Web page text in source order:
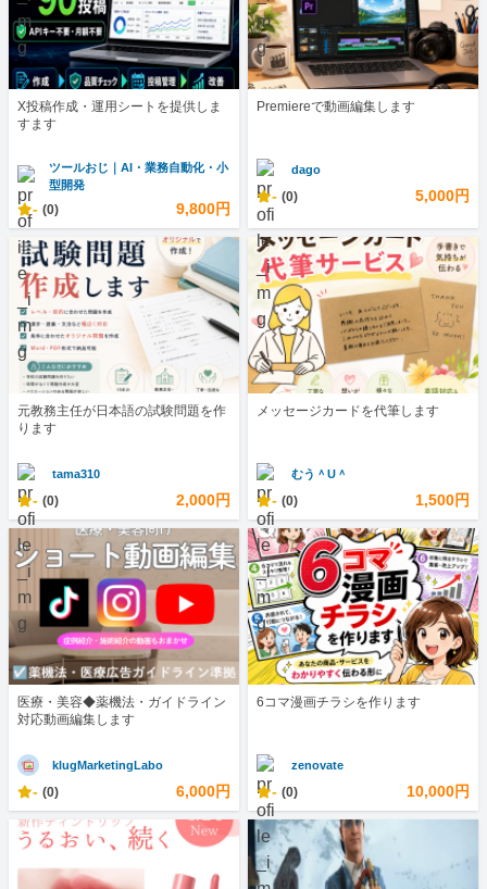
X投稿作成・運用シートを提供しま
すます
ツールおじ｜AI・業務自動化・小
型開発
- (0) 9,800円
Premiereで動画編集します
dago
- (0) 5,000円
元教務主任が日本語の試験問題を作
ります
tama310
- (0) 2,000円
メッセージカードを代筆します
むう＾U＾
- (0) 1,500円
医療・美容◆薬機法・ガイドライン
対応動画編集します
klugMarketingLabo
- (0) 6,000円
6コマ漫画チラシを作ります
zenovate
- (0) 10,000円